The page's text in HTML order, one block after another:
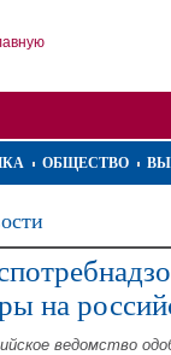
ОБЩЕСТВО
на
ведомство